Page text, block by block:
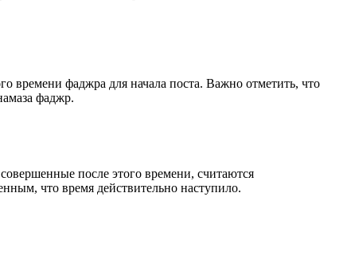
времени фаджра для начала поста. Важно отметить, что
фаджр.
после этого времени, считаются
что время действительно наступило.